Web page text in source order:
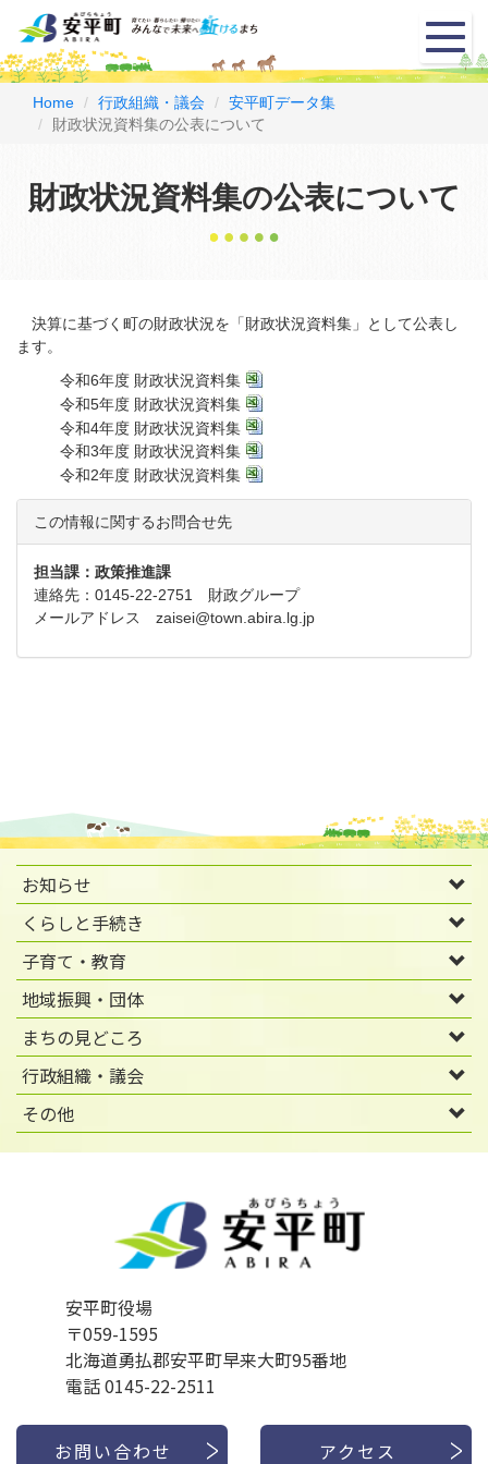
メ
ニ
ュ
Home 行政組織・議会
安平町データ集
財政状況資料集の公表について
財政状況資料集の公表について
決算に基づく町の財政状況を「財政状況資料集」として公表し
ます。
令和6年度 財政状況資料集
令和5年度 財政状況資料集
令和4年度 財政状況資料集
令和3年度 財政状況資料集
令和2年度 財政状況資料集
この情報に関するお問合せ先
担当課：政策推進課
連絡先：0145-22-2751 財政グループ
メールアドレス zaisei@town.abira.lg.jp
お知らせ
くらしと手続き
子育て・教育
地域振興・団体
まちの見どころ
行政組織・議会
その他
安平町役場
〒059-1595
北海道勇払郡安平町早来大町95番地
電話 0145-22-2511
お問い合わせ アクセス